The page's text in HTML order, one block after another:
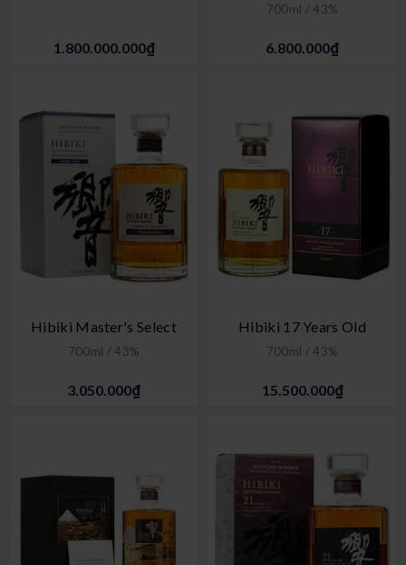
1.800.000.000₫
700ml / 43%
6.800.000₫
Hibiki Master's Select
700ml / 43%
3.050.000₫
Hibiki 17 Years Old
700ml / 43%
15.500.000₫